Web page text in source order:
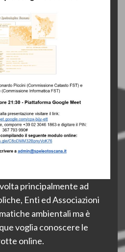
principalmente ad
Enti ed Associazioni
ambientali ma è
voglia conoscere le
online.